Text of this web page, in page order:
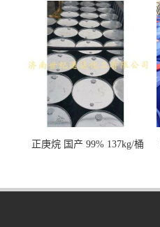
正庚烷 国产 99% 137kg/桶